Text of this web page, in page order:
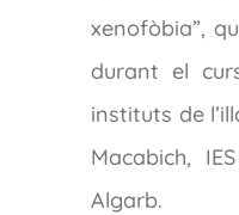
xenofòbia”,
durant el
instituts de
Macabich,
Algarb.